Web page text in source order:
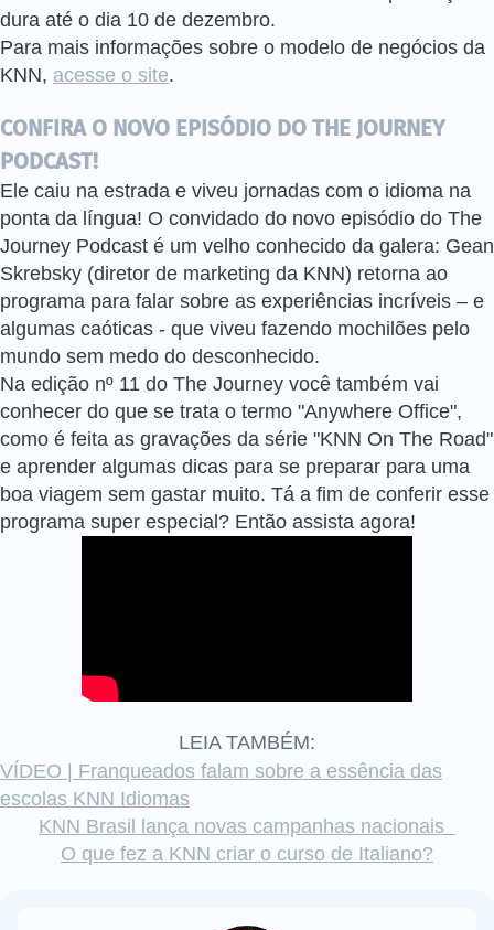
dura até o dia 10 de dezembro.
Para mais informações sobre o modelo de negócios da
KNN, acesse o site.
CONFIRA O NOVO EPISÓDIO DO THE JOURNEY
PODCAST!
Ele caiu na estrada e viveu jornadas com o idioma na
ponta da língua! O convidado do novo episódio do The
Journey Podcast é um velho conhecido da galera: Gean
Skrebsky (diretor de marketing da KNN) retorna ao
programa para falar sobre as experiências incríveis – e
algumas caóticas - que viveu fazendo mochilões pelo
mundo sem medo do desconhecido.
Na edição nº 11 do The Journey você também vai
conhecer do que se trata o termo "Anywhere Office",
como é feita as gravações da série "KNN On The Road"
e aprender algumas dicas para se preparar para uma
boa viagem sem gastar muito. Tá a fim de conferir esse
programa super especial? Então assista agora!
LEIA TAMBÉM:
VÍDEO | Franqueados falam sobre a essência das
escolas KNN Idiomas
KNN Brasil lança novas campanhas nacionais
O que fez a KNN criar o curso de Italiano?